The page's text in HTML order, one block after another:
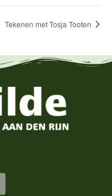
Tekenen met Tosja Tooten